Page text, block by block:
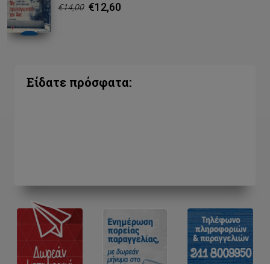
€14,00 €12,60
Είδατε πρόσφατα: